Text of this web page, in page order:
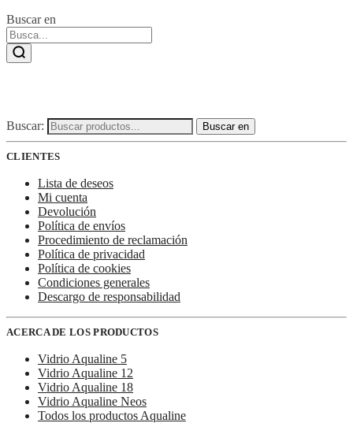
Buscar en
Buscar: Buscar en
CLIENTES
Lista de deseos
Mi cuenta
Devolución
Política de envíos
Procedimiento de reclamación
Política de privacidad
Política de cookies
Condiciones generales
Descargo de responsabilidad
ACERCA DE LOS PRODUCTOS
Vidrio Aqualine 5
Vidrio Aqualine 12
Vidrio Aqualine 18
Vidrio Aqualine Neos
Todos los productos Aqualine